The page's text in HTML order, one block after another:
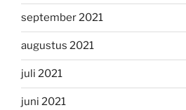
september 2021
augustus 2021
juli 2021
juni 2021